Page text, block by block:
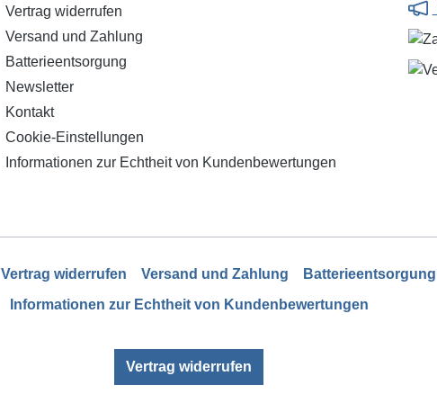
Vertrag widerrufen
Versand und Zahlung
Batterieentsorgung
Newsletter
Kontakt
Cookie-Einstellungen
Informationen zur Echtheit von Kundenbewertungen
Vertrag widerrufen Versand und Zahlung Batterieentsorgung
Informationen zur Echtheit von Kundenbewertungen
Vertrag widerrufen